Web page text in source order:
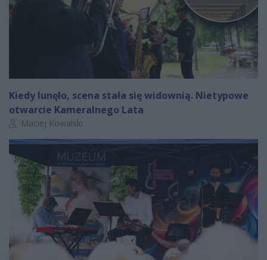
Kiedy lunęło, scena stała się widownią. Nietypowe
otwarcie Kameralnego Lata
Autor artykułu:
Maciej Kowalski